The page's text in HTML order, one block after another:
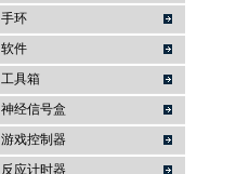
手环
软件
工具箱
神经信号盒
游戏控制器
反应计时器